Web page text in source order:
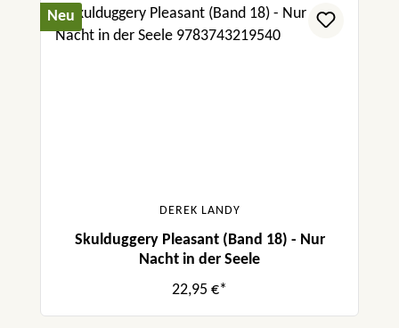
Neu
DEREK LANDY
Skulduggery Pleasant (Band 18) - Nur
Nacht in der Seele
22,95 €*